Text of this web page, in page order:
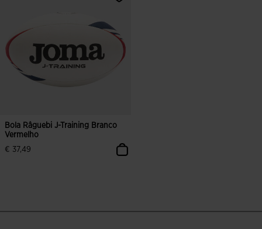
Bola Râguebi J-Training Branco
Vermelho
€ 37,49